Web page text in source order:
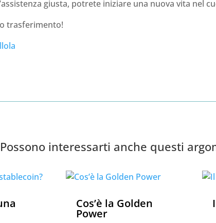
giusta, potrete iniziare una nuova vita nel
trasferimento!
Possono interessarti anche questi
Cos’è la Golden
Power